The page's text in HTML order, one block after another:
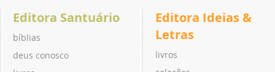
Editora Santuário
bíblias
deus conosco
Editora Ideias &
Letras
livros